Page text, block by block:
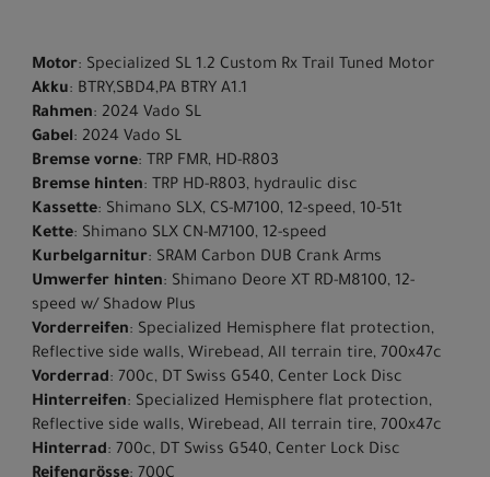
Motor: Specialized SL 1.2 Custom Rx Trail Tuned Motor
Akku: BTRY,SBD4,PA BTRY A1.1
Rahmen: 2024 Vado SL
Gabel: 2024 Vado SL
Bremse vorne: TRP FMR, HD-R803
Bremse hinten: TRP HD-R803, hydraulic disc
Kassette: Shimano SLX, CS-M7100, 12-speed, 10-51t
Kette: Shimano SLX CN-M7100, 12-speed
Kurbelgarnitur: SRAM Carbon DUB Crank Arms
Umwerfer hinten: Shimano Deore XT RD-M8100, 12-
speed w/ Shadow Plus
Vorderreifen: Specialized Hemisphere flat protection,
Reflective side walls, Wirebead, All terrain tire, 700x47c
Vorderrad: 700c, DT Swiss G540, Center Lock Disc
Hinterreifen: Specialized Hemisphere flat protection,
Reflective side walls, Wirebead, All terrain tire, 700x47c
Hinterrad: 700c, DT Swiss G540, Center Lock Disc